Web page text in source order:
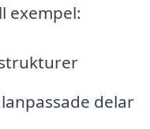
exempel:
delar